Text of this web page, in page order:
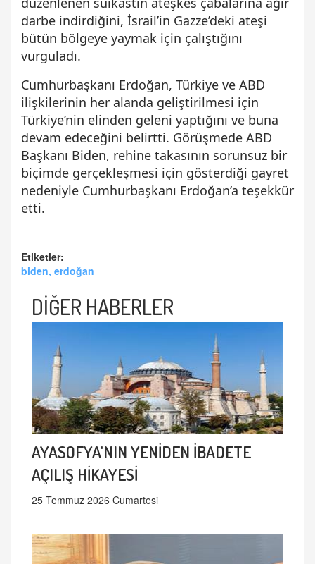
darbe indirdiğini, İsrail’in Gazze’deki ateşi
bütün bölgeye yaymak için çalıştığını
vurguladı.
Cumhurbaşkanı Erdoğan, Türkiye ve ABD
ilişkilerinin her alanda geliştirilmesi için
Türkiye’nin elinden geleni yaptığını ve buna
devam edeceğini belirtti. Görüşmede ABD
Başkanı Biden, rehine takasının sorunsuz bir
biçimde gerçekleşmesi için gösterdiği gayret
nedeniyle Cumhurbaşkanı Erdoğan’a teşekkür
etti.
Etiketler:
biden, erdoğan
DİĞER HABERLER
AYASOFYA'NIN YENİDEN İBADETE
AÇILIŞ HİKAYESİ
25 Temmuz 2026 Cumartesi